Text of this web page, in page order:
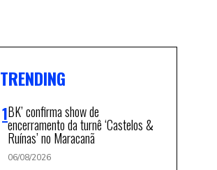
TRENDING
BK’ confirma show de
encerramento da turnê ‘Castelos &
Ruínas’ no Maracanã
06/08/2026